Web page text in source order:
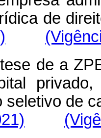
de
de a
seletivo